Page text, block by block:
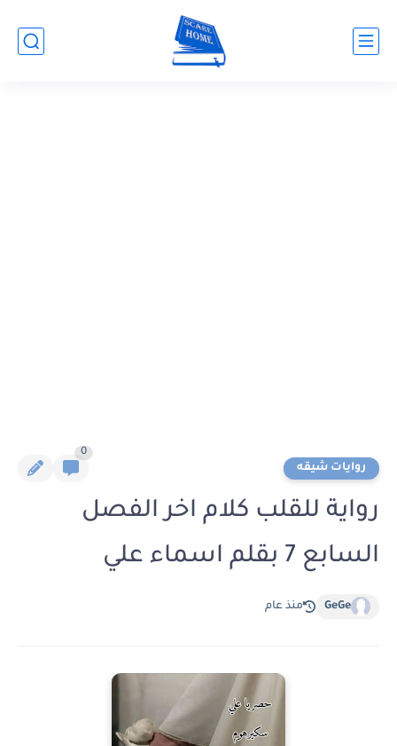
روايات شيقه
0
رواية للقلب كلام اخر الفصل
السابع 7 بقلم اسماء علي
GeGe منذ عام